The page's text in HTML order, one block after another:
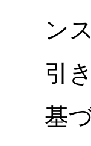
ン
引
基